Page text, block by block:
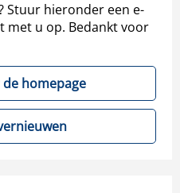
Stuur hieronder een e-
met u op. Bedankt voor
homepage